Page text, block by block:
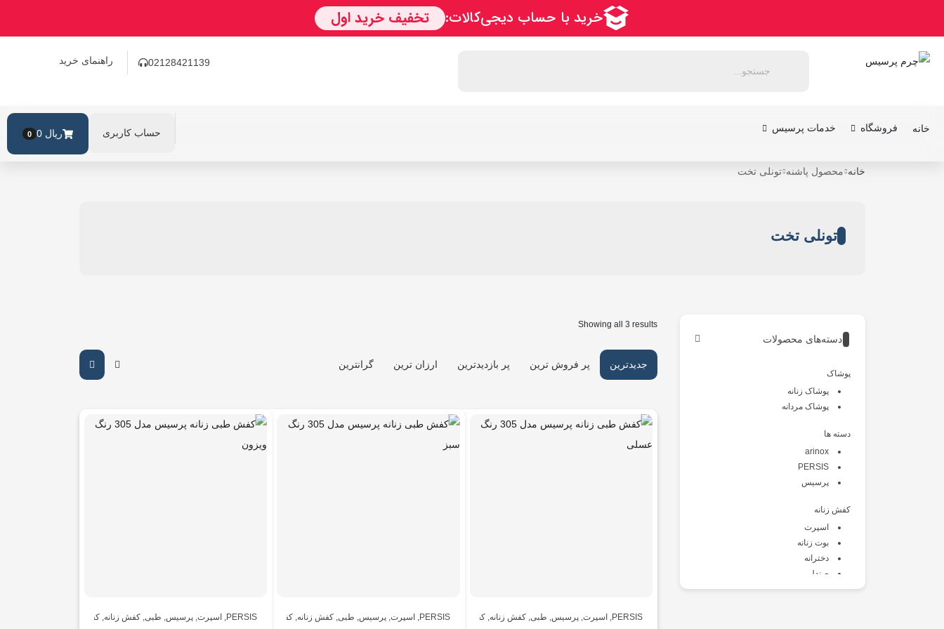
02128421139 راهنمای خرید
خانه فروشگاه خدمات پرسیس حساب کاربری 0 ریال 0
خانه محصول پاشنه تونلی تخت
تونلی تخت
Showing all 3 results
پر فروش ترین پر بازدیدترین جدیدترین ارزان ترین گرانترین
PERSIS اسپرت پرسیس طبی کفش زنانه کفش زنانهPERSIS
,اسپرت ,پرسیس طبی ,کفش زنانه ,کفش زنانهPERSIS اسپرت پرسیس طبی کفش زنانه کفش زنانه
دسته‌های محصولات
پوشاک
پوشاک زنانه
پوشاک مردانه
دسته ها
arinox
PERSIS
پرسیس
کفش زنانه
اسپرت
بوت زنانه
دخترانه
صندل
طبی